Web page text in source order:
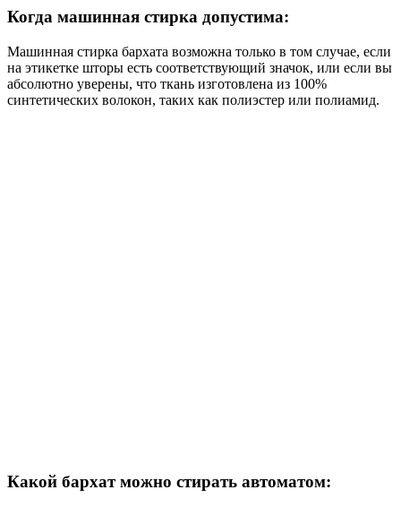
Когда машинная стирка допустима:
Машинная стирка бархата возможна только в том случае, если
на этикетке шторы есть соответствующий значок, или если вы
абсолютно уверены, что ткань изготовлена из 100%
синтетических волокон, таких как полиэстер или полиамид.
Какой бархат можно стирать автоматом: